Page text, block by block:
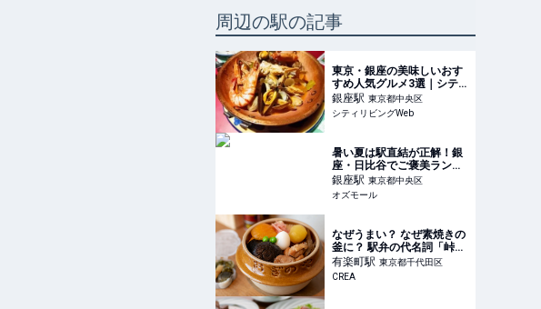
周辺の駅の記事
東京・銀座の美味しいおす
すめ人気グルメ3選｜シテ
ィリビングWeb
銀座駅 東京都中央区
シティリビングWeb
暑い夏は駅直結が正解！銀
座・日比谷でご褒美ランチ
や女子会を楽しめるレスト
ラン5選 - OZmall
銀座駅 東京都中央区
オズモール
なぜうまい？ なぜ素焼きの
釜に？ 駅弁の代名詞「峠の
釜めし」が約70年愛される
ワケ【『推しの子』などア
有楽町駅 東京都千代田区
CREA